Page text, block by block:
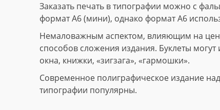
Заказать печать в типографии можно с
формат А6 (мини), однако формат А6
Немаловажным аспектом, влияющим на цену
способов сложения издания. Буклеты
окна, книжки, «зигзага», «гармошки».
Современное полиграфическое издание
типографии популярны.